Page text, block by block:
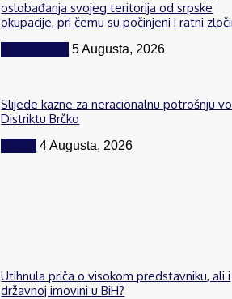
oslobađanja svojeg teritorija od srpske
okupacije, pri čemu su počinjeni i ratni
5 Augusta, 2026
Slijede kazne za neracionalnu potrošnju
Distriktu Brčko
4 Augusta, 2026
Utihnula priča o visokom predstavniku, ali i
državnoj imovini u BiH?